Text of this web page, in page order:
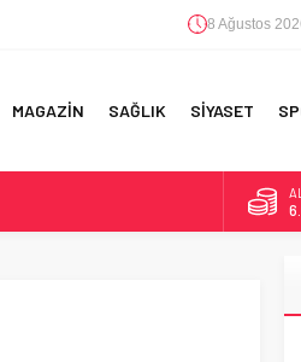
8 Ağustos
MAGAZİN SAĞLIK SİYASET